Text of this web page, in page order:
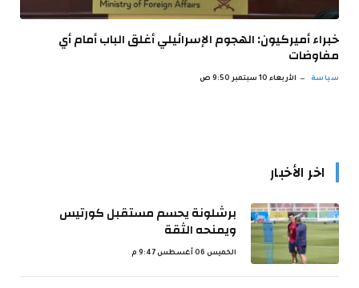
خبراء أميركيون: الهجوم الإسرائيلي أغلق الباب أمام أي
مفاوضات
سياسة الأربعاء 10 سبتمبر 9:50 ص
اخر الأخبار
برشلونة يحسم مستقبل كورتيس
ويمنحه الثقة
الخميس 06 أغسطس 9:47 م